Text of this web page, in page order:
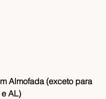
Almofada (exceto para
e AL)